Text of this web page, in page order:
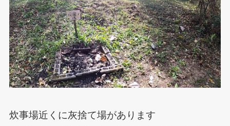
炊事場近くに灰捨て場があります